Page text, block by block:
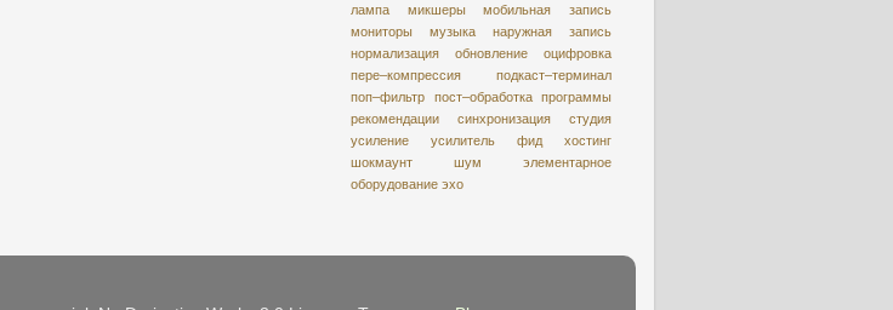
лампа
микшеры
мобильная запись
мониторы
музыка
наружная запись
нормализация
обновление
оцифровкa
пере–компрессия
подкаст–терминал
поп–фильтр
пост–обработка
программы
рекомендации
синхронизация
студия
усиление
усилитель фид
хостинг
шокмаунт
шум
элементарное
оборудование эхо